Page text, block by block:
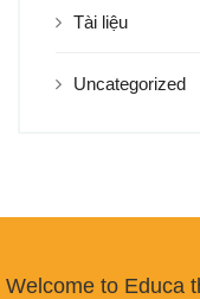
Tài liệu
Uncategorized
Welcome to Educa